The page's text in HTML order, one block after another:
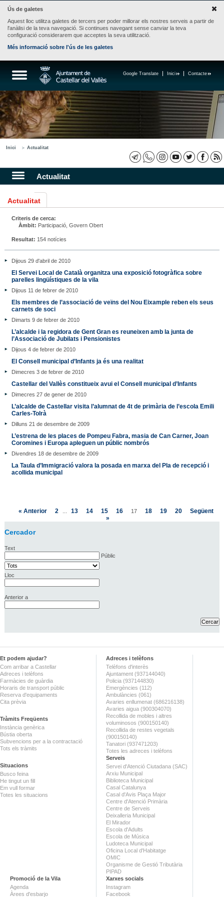
Ús de galetes
Aquest lloc utilitza galetes de tercers per poder millorar els nostres serveis a partir de
l'anàlisi de la teva navegació. Si continues navegant sense canviar la teva
configuració considerarem que acceptes la seva utilització.
Més informació sobre l'ús de les galetes
Contacte
Inici
Google Translate
Inici Actualitat
Actualitat
Actualitat
Criteris de cerca:
Àmbit: Participació, Govern Obert
Resultat: 154 notícies
Dijous 29 d'abril de 2010
El Servei Local de Català organitza una exposició fotogràfica sobre
parelles lingüístiques de la vila
Dijous 11 de febrer de 2010
Els membres de l’associació de veïns del Nou Eixample reben els seus
carnets de soci
Dimarts 9 de febrer de 2010
L’alcalde i la regidora de Gent Gran es reuneixen amb la junta de
l’Associació de Jubilats i Pensionistes
Dijous 4 de febrer de 2010
El Consell municipal d’Infants ja és una realitat
Dimecres 3 de febrer de 2010
Castellar del Vallès constitueix avui el Consell municipal d’Infants
Dimecres 27 de gener de 2010
L’alcalde de Castellar visita l’alumnat de 4t de primària de l’escola Emili
Carles-Tolrà
Dilluns 21 de desembre de 2009
L’estrena de les places de Pompeu Fabra, masia de Can Carner, Joan
Coromines i Europa apleguen un públic nombrós
Divendres 18 de desembre de 2009
La Taula d’Immigració valora la posada en marxa del Pla de recepció i
acollida municipal
« Anterior 2 13 14 15 16 17 18 19 20
Següent
»
Cercador
Text
Públic
Lloc
Anterior a
Et podem ajudar?
Com arribar a Castellar
Adreces i telèfons
Farmàcies de guàrdia
Horaris de transport públic
Reserva d'equipaments
Cita prèvia
Tràmits Freqüents
Instància genèrica
Bústia oberta
Subvencions per a la contractació
Tots els tràmits
Situacions
Busco feina
He tingut un fill
Em vull formar
Totes les situacions
Adreces i telèfons
Telèfons d'interès
Ajuntament (937144040)
Policia (937144830)
Emergències (112)
Ambulàncies (061)
Avaries enllumenat (686216138)
Avaries aigua (900304070)
Recollida de mobles i altres
voluminosos (900150140)
Recollida de restes vegetals
(900150140)
Tanatori (937471203)
Totes les adreces i telèfons
Serveis
Servei d'Atenció Ciutadana (SAC)
Arxiu Municipal
Biblioteca Municipal
Casal Catalunya
Casal d'Avis Plaça Major
Centre d'Atenció Primària
Centre de Serveis
Deixalleria Municipal
El Mirador
Escola d'Adults
Escola de Música
Ludoteca Municipal
Oficina Local d'Habitatge
OMIC
Organisme de Gestió Tributària
PIPAD
Promoció de la Vila
Agenda
Àrees d'esbarjo
Xarxes socials
Instagram
Facebook